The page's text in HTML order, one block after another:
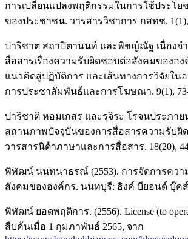
การเปลี่ยนแปลงพฤติกรรมในการใช้ประโ
ของประชาชน. วารสารวิชาการ กสทช. 1(1),
ปาริชาต สถาปิตานนท์ และพิชญ์ณัฐ เนื่องจํา
สื่อสารเรื่องความรับผิดชอบต่อสังคมขององ
แนวคิดสู่ปฏิบัติการ และเส้นทางการวิจัยใน
การประชาสัมพันธ์และการโฆษณา. 9(1),
ปาริชาติ หอมเกสร และรุจิระ โรจนประภาย
สถานภาพปัจจุบันของการสื่อสารความรับผิ
วารสารนิด้าภาษาและการสื่อสาร. 18(20),
พิพัฒน์ นนทนาธรณ์ (2553). การจัดการควา
สังคมขององค์กร. นนทบุรี: ธิงค์ บียอนด์ บุ๊ค
พิพัฒน์ ยอดพฤติการ. (2556). License (to
สืบค้นเมื่อ 1 กุมภาพันธ์ 2565, จาก